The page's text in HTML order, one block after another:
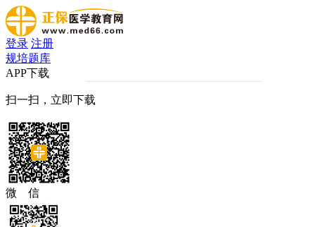
登录 注册
规培题库
APP下载
扫一扫，立即下载
微 信